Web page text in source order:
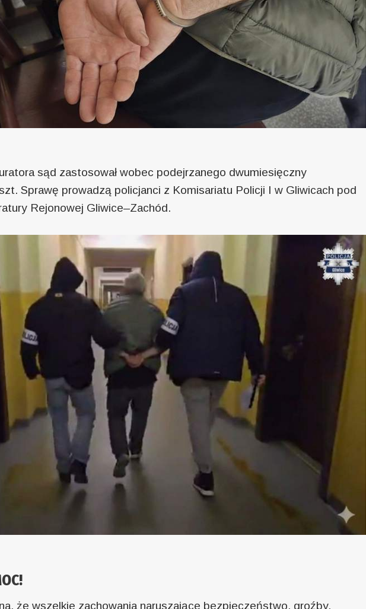
sąd zastosował wobec podejrzanego dwumiesięczny
Sprawę prowadzą policjanci z Komisariatu Policji I w Gliwicach pod
Rejonowej Gliwice–Zachód.
że wszelkie zachowania naruszające bezpieczeństwo, groźby,